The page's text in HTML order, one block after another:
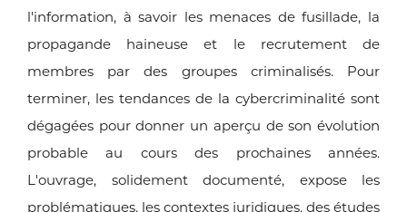
l'information, à savoir les menaces de fusillade, la
propagande haineuse et le recrutement de
membres par des groupes criminalisés. Pour
terminer, les tendances de la cybercriminalité sont
dégagées pour donner un aperçu de son évolution
probable au cours des prochaines années.
L'ouvrage, solidement documenté, expose les
problématiques, les contextes juridiques, des études